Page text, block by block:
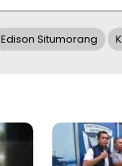
Edison Situmorang